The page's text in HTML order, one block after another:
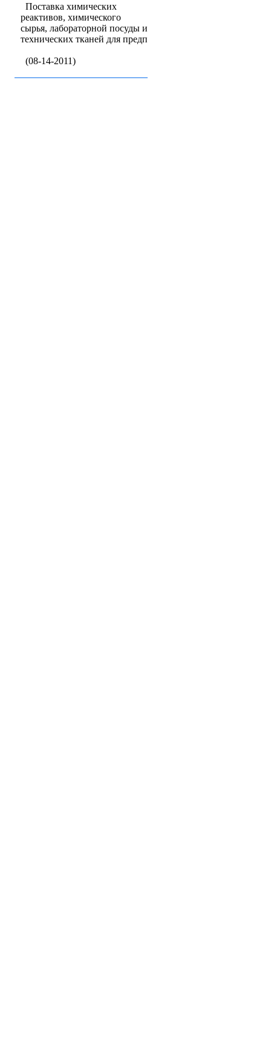
Поставка химических
реактивов, химического
сырья, лабораторной посуды и
технических тканей для предп
(08-14-2011)